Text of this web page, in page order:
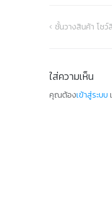
แนะแนว
ชั้นวางสินค้า โช
ใส่ความเห็น
คุณต้องเข้าสู่ระบบ